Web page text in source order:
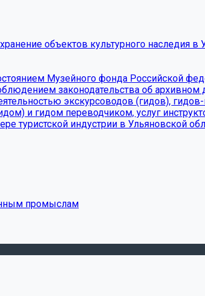
объектов культурного наследия в
Музейного фонда Российской
законодательства об архивном
экскурсоводов (гидов),
и гидом переводчиком, услуг
туристской индустрии в Ульяновской
промыслам